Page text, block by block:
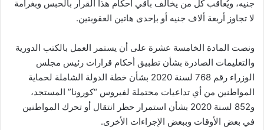
جنيه، ويُعاقب كل من يخالف باقي أحكام هذا القرار بالحبس وبغرامة
لا تجاوز أربعة ألاف جنيه أو بإحدى هاتين العقوبتين.
ونصت المادة الخامسة عشرة على أن يستمر العمل بالكتب الدورية
والتعليمات الصادرة بشأن تطبيق أحكام قرارات رئيس مجلس
الوزراء رقم 768 لسنة 2020 بشأن خطة الدولة الشاملة لحماية
المواطنين من أي تداعيات محتملة لفيروس “كورونا” المستجد،
و852 لسنة 2020 بشأن استمرار حظر انتقال أو تحرك المواطنين
في بعض الأوقات وببعض الإجراءات الأخرى.